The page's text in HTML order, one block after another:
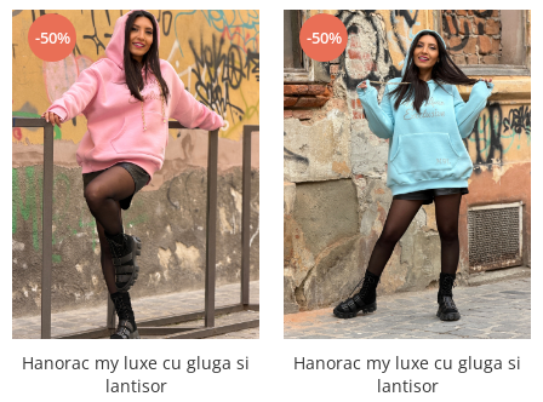
-50%
Hanorac my luxe cu gluga si
lantisor
-50%
Hanorac my luxe cu gluga si
lantisor